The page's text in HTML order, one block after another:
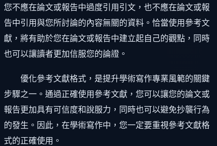
您不應在論文或報告中過度引用引文，也不應在論文或報
告中引用與您所討論的內容無關的資料。恰當使用參考文
獻，將有助於您在論文或報告中建立起自己的觀點，同時
也可以讓讀者更加信服您的論證。
優化參考文獻格式，是提升學術寫作專業風範的關鍵
步驟之一。通過正確使用參考文獻，您可以讓您的論文或
報告更加具有可信度和說服力，同時也可以避免抄襲行為
的發生。因此，在學術寫作中，您一定要重視參考文獻格
式的正確使用。